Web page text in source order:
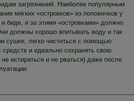
загрязнений. Наиболее популярным
мягких «островков» из половичков у
биде, и за этими «островками» должно
должны хорошо впитывать воду и так
сушке, легко чиститься с помощью
и идеально сохранять свою
истираться и не рваться) даже после